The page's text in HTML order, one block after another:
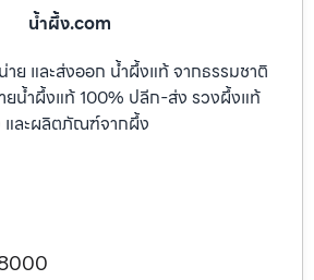
น้ำผึ้ง.com
ย และส่งออก น้ำผึ้งแท้ จากธรรมชาติ
น้ำผึ้งแท้ 100% ปลีก-ส่ง รวงผึ้งแท้
และผลิตภัณฑ์จากผึ้ง